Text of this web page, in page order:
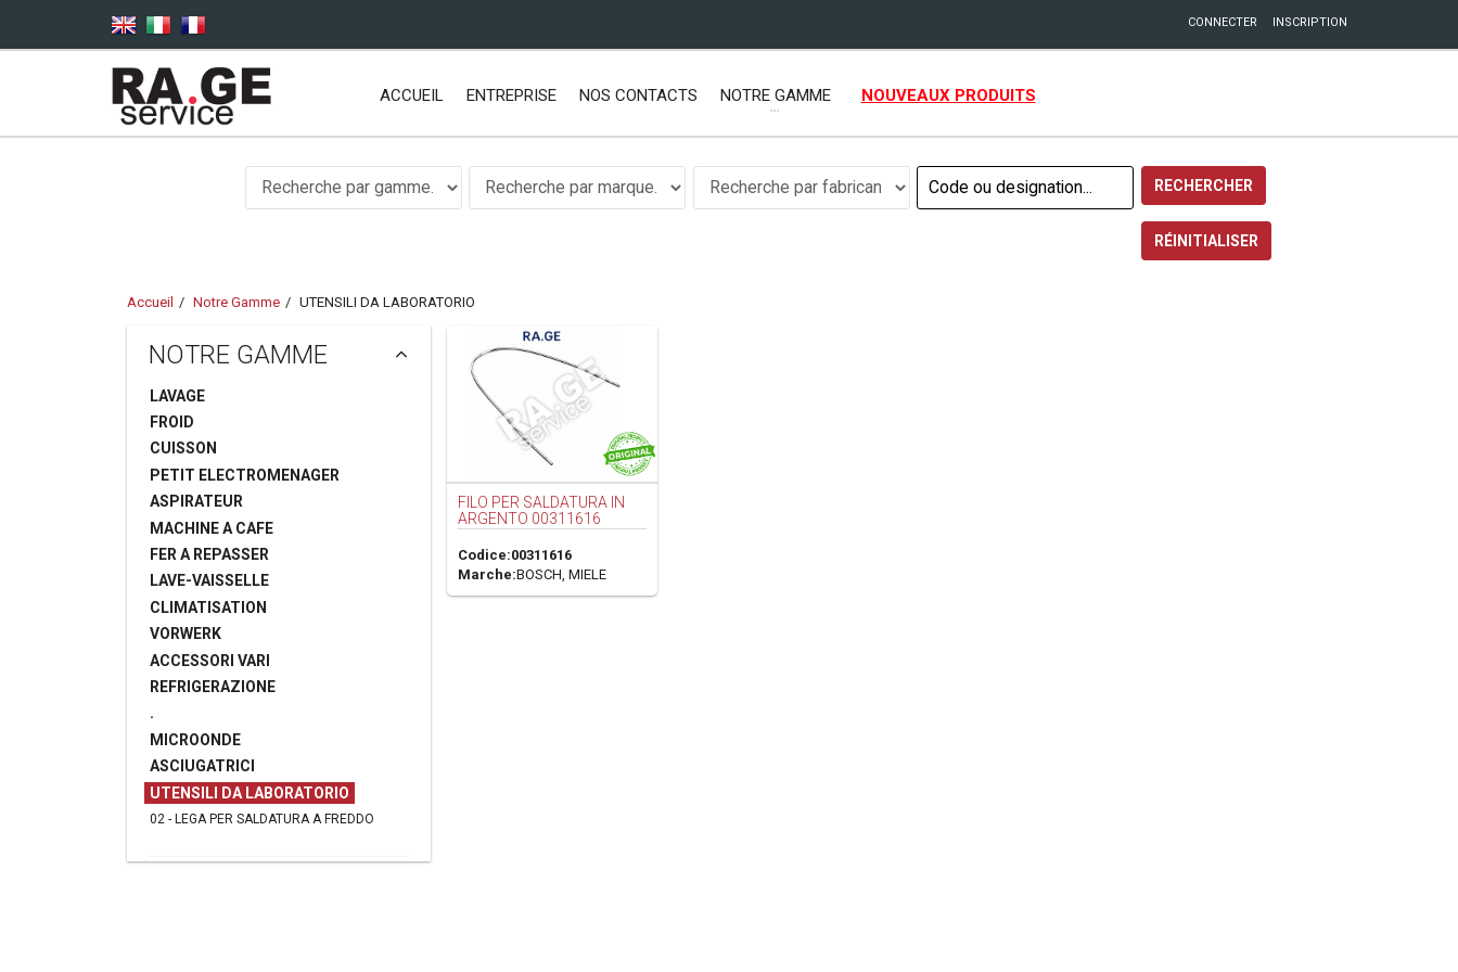
CONNECTER INSCRIPTION
ACCUEIL ENTREPRISE NOS CONTACTS NOTRE GAMME NOUVEAUX PRODUITS
Accueil Notre Gamme UTENSILI DA LABORATORIO
NOTRE GAMME
LAVAGE
FROID
CUISSON
PETIT ELECTROMENAGER
ASPIRATEUR
MACHINE A CAFE
FER A REPASSER
LAVE-VAISSELLE
CLIMATISATION
VORWERK
ACCESSORI VARI
REFRIGERAZIONE
.
MICROONDE
ASCIUGATRICI
UTENSILI DA LABORATORIO
02 - LEGA PER SALDATURA A FREDDO
FILO PER SALDATURA IN
ARGENTO 00311616
Codice:00311616
Marche:BOSCH, MIELE